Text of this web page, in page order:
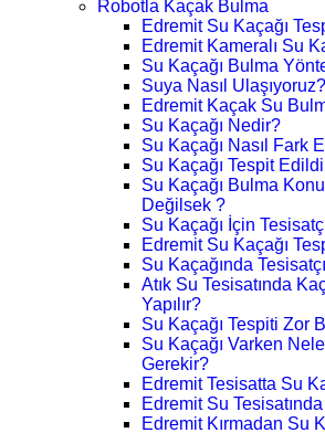
Robotla Kaçak Bulma
Edremit Su Kaçağı
Edremit Kameralı Su
Su Kaçağı Bulma
Suya Nasıl Ulaşıyoruz?
Edremit Kaçak Su
Su Kaçağı Nedir?
Su Kaçağı Nasıl Fark
Su Kaçağı Tespit
Su Kaçağı Bulma
Değilsek ?
Su Kaçağı İçin
Edremit Su Kaçağı
Su Kaçağında
Atık Su Tesisatında
Yapılır?
Su Kaçağı Tespiti Zor
Su Kaçağı Varken
Gerekir?
Edremit Tesisatta Su
Edremit Su
Edremit Kırmadan Su